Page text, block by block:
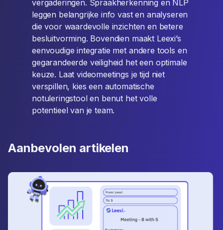
vergaderingen. Spraakherkenning en NLP
leggen belangrijke info vast en analyseren
die voor waardevolle inzichten en betere
besluitvorming. Bovendien maakt Leexi’s
eenvoudige integratie met andere tools en
gegarandeerde veiligheid het een optimale
keuze. Laat videomeetings je tijd niet
verspillen, kies een automatische
notuleringstool en benut het volle
potentieel van je team.
Aanbevolen artikelen